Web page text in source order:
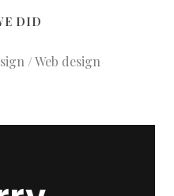
DID
/ Web design